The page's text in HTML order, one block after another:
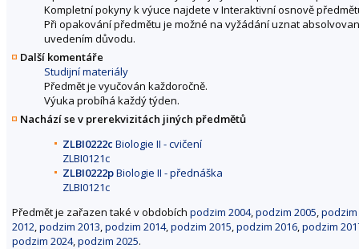
Kompletní pokyny k výuce najdete v Interaktivní osnově
Při opakování předmětu je možné na vyžádání uznat
uvedením důvodu.
Další komentáře
Studijní materiály
Předmět je vyučován každoročně.
Výuka probíhá každý týden.
Nachází se v prerekvizitách jiných předmětů
ZLBI0222c Biologie II - cvičení
ZLBI0121c
ZLBI0222pBiologie II - přednáška
ZLBI0121c
Předmět je zařazen také v obdobích podzim 2004,podzim 2005,podzim
2012,podzim 2013,podzim 2014,podzim 2015,podzim 2016,podzim
podzim 2024,podzim 2025.